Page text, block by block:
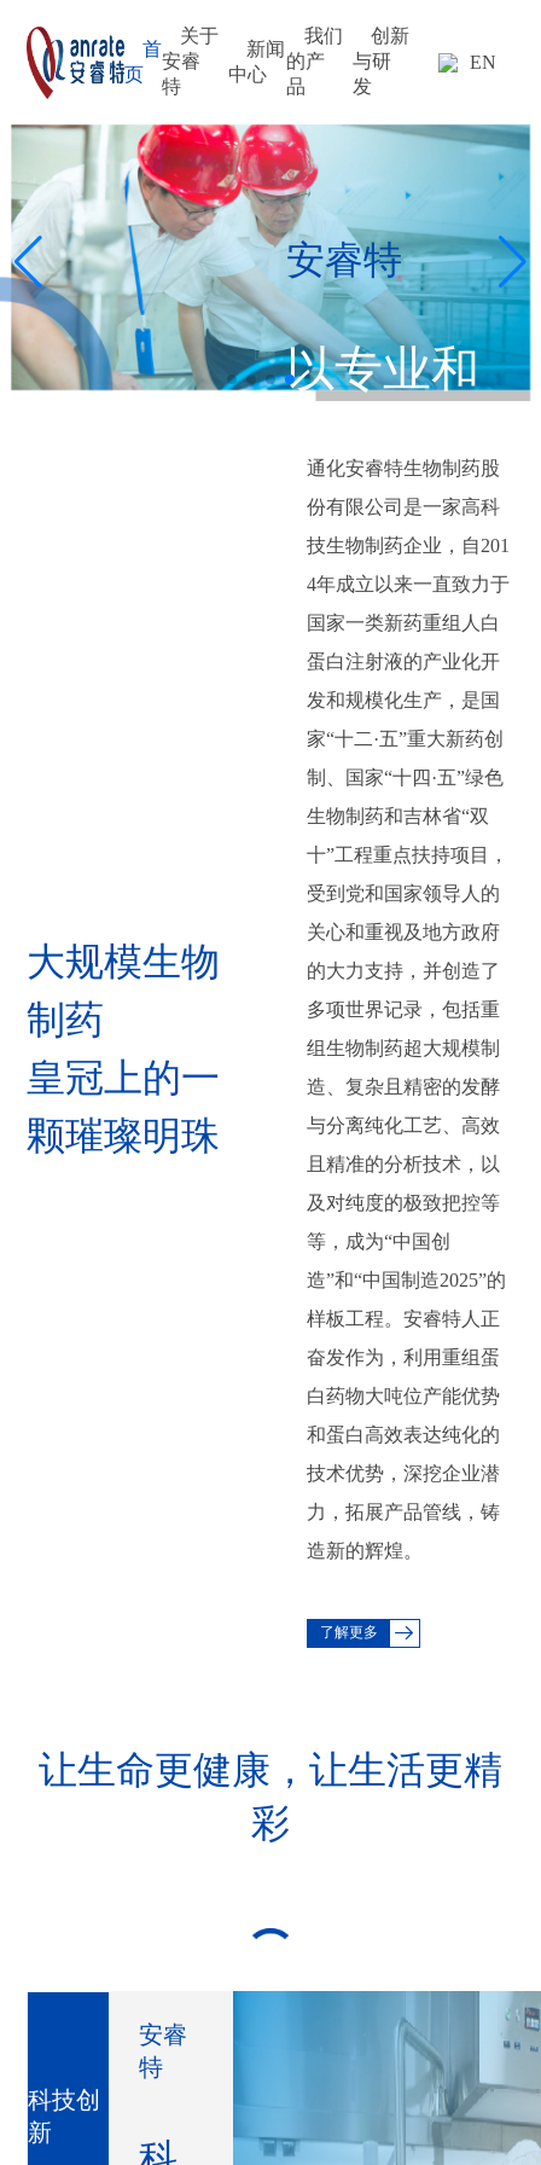
首
页
关于
安睿
特
新闻
中心
我们
的产
品
创新
与研
发
EN
安睿特
以专业和
追求创新
与卓越
大规模生物
制药
皇冠上的一
颗璀璨明珠
通化安睿特生物制药股
份有限公司是一家高科
技生物制药企业，自201
4年成立以来一直致力于
国家一类新药重组人白
蛋白注射液的产业化开
发和规模化生产，是国
家“十二·五”重大新药创
制、国家“十四·五”绿色
生物制药和吉林省“双
十”工程重点扶持项目，
受到党和国家领导人的
关心和重视及地方政府
的大力支持，并创造了
多项世界记录，包括重
组生物制药超大规模制
造、复杂且精密的发酵
与分离纯化工艺、高效
且精准的分析技术，以
及对纯度的极致把控等
等，成为“中国创
造”和“中国制造2025”的
样板工程。安睿特人正
奋发作为，利用重组蛋
白药物大吨位产能优势
和蛋白高效表达纯化的
技术优势，深挖企业潜
力，拓展产品管线，铸
造新的辉煌。
了解更多
让生命更健康，让生活更精
彩
科技创
新
安睿
特